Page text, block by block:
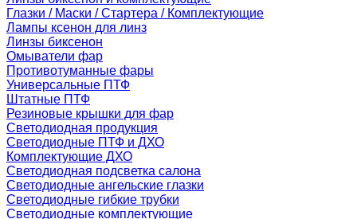
Глазки / Маски / Стартера / Комплектующие
Лампы ксенон для линз
Линзы биксенон
Омыватели фар
Противотуманные фары
Универсальные ПТФ
Штатные ПТФ
Резиновые крышки для фар
Светодиодная продукция
Светодиодные ПТФ и ДХО
Комплектующие ДХО
Светодиодная подсветка салона
Светодиодные ангельские глазки
Светодиодные гибкие трубки
Светодиодные комплектующие